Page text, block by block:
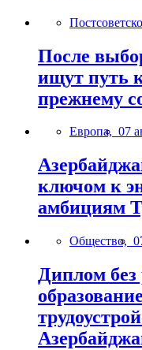
После
ищут путь
прежнему
Европа, 07
ключом к
амбициям
Общество,
Диплом